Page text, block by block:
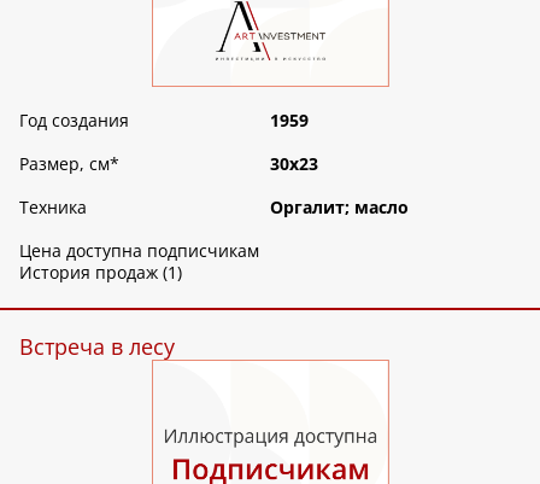
Год создания
1959
Размер, см*
30х23
Техника
Оргалит; масло
Цена доступна подписчикам
История продаж (1)
Встреча в лесу